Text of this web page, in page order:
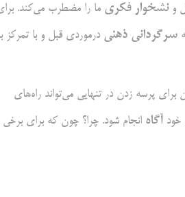
ونشخوار فکری ما را مضطرب می‌کند.
سرگردانی ذهنی درمورد‌ی قبل و با تمرکز
برای پرسه زدن در تنهایی می‌تواند راه‌های
خود آگاه انجام شود. چرا؟ چون که برای برخی